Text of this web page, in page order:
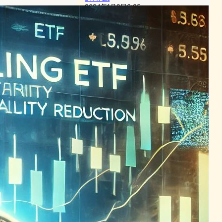
2024年1月9日3:25
スポットBitcoin ETF承認、
デジタル資産市場に新風
ブロックチェーンニュース
ETF承認
2024年2月16日11:25
「ビットコインETF承認、暗
号通貨界のマイルストーン：
機関投資家の関心を惹きつつ
影響は限定的」
ブロックチェーンニュース
ETF承認
2024年1月12日2:43
“ビットコインETF導入、暗号
通貨取引所に影響か – 収益源
と市場ダイナミクスに変化の
可能性”